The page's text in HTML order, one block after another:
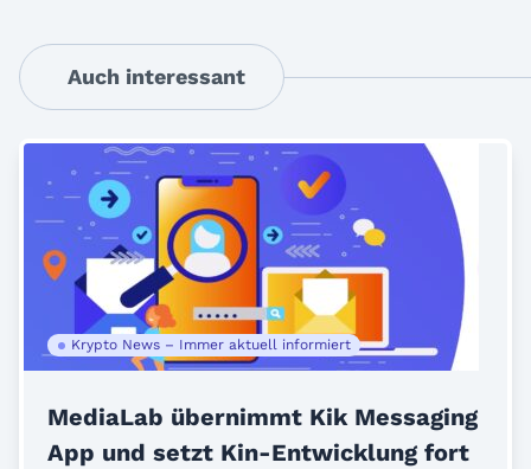
Auch interessant
Krypto News – Immer aktuell informiert
MediaLab übernimmt Kik Messaging
App und setzt Kin-Entwicklung fort